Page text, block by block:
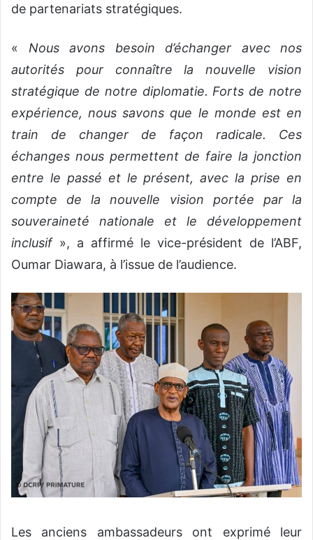
de partenariats stratégiques.
‎« Nous avons besoin d’échanger avec nos
autorités pour connaître la nouvelle vision
stratégique de notre diplomatie. Forts de notre
expérience, nous savons que le monde est en
train de changer de façon radicale. Ces
échanges nous permettent de faire la jonction
entre le passé et le présent, avec la prise en
compte de la nouvelle vision portée par la
souveraineté nationale et le développement
inclusif», a affirmé le vice-président de l’ABF,
Oumar Diawara, à l’issue de l’audience.
‎‎Les anciens ambassadeurs ont exprimé leur